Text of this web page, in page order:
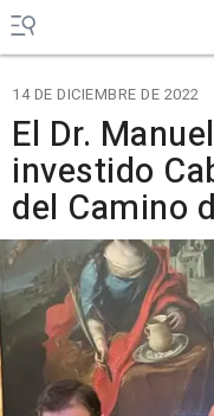
14 DE DICIEMBRE DE 2022
El Dr.
investido
del Camino